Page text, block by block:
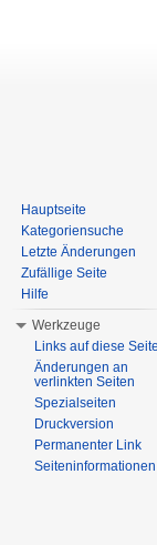
Hauptseite
Kategoriensuche
Letzte Änderungen
Zufällige Seite
Hilfe
Werkzeuge
Links auf diese Seite
Änderungen an
verlinkten Seiten
Spezialseiten
Druckversion
Permanenter Link
Seiteninformationen